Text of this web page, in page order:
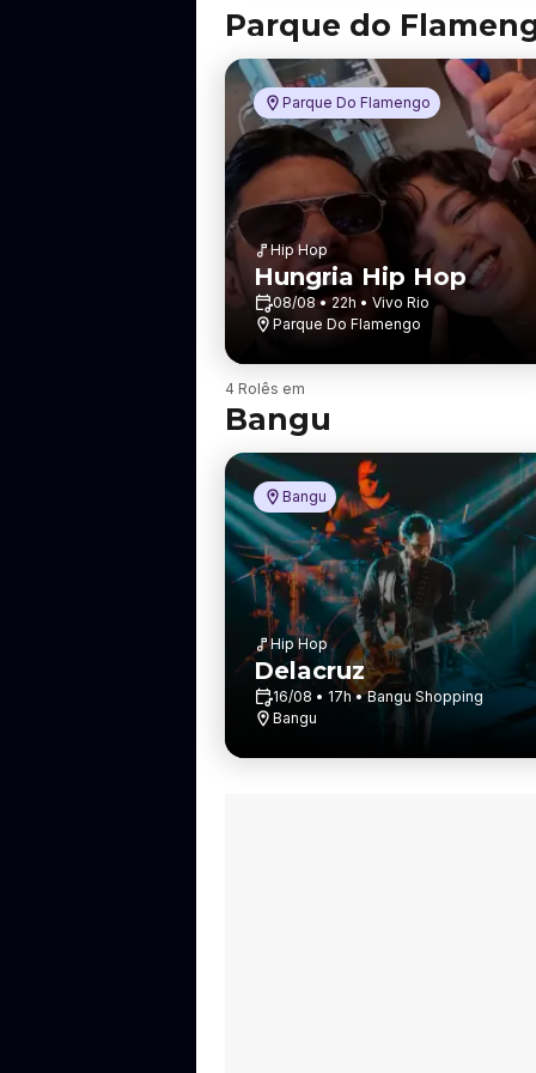
a
i
r
Parque do
Parque Do Flamengo
Hip Hop
Hungria Hip Hop
08/08 • 22h • Vivo Rio
Parque Do Flamengo
B
a
i
r
o
4 Rolês em
Bangu
Bangu
Hip Hop
Delacruz
16/08 • 17h • Bangu Shopping
Bangu